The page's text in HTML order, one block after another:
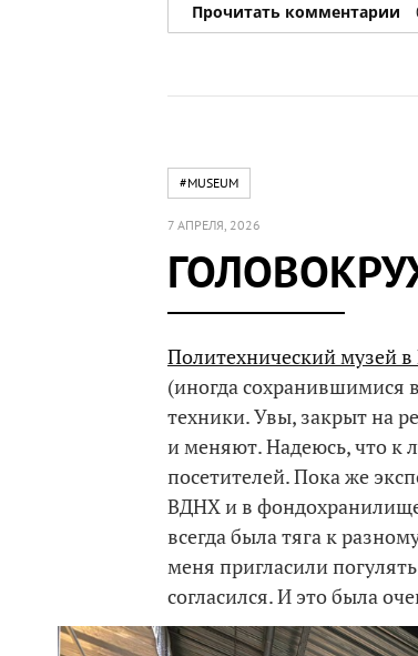
Прочитать комментарии
#MUSEUM
7 АПРЕЛЯ, 2026
Политехнический музей
(иногда сохранившимися
техники. Увы, закрыт на
и меняют. Надеюсь, что к
посетителей. Пока же
ВДНХ и в
всегда была тяга к
меня пригласили
согласился. И это была